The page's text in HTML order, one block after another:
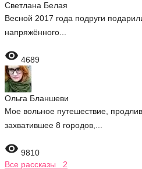
Светлана Белая
Весной 2017 года подруги
напряжённого...
 4689
Ольга Бланшеви
Мое вольное путешествие,
захватившее 8 городов,...
 9810
Все рассказы 2